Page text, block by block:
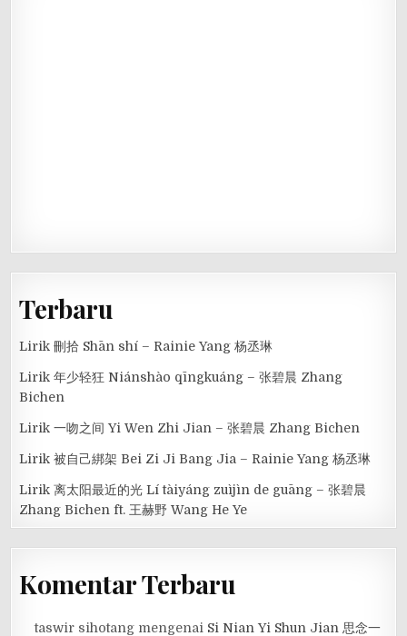
Terbaru
Lirik 刪拾 Shān shí – Rainie Yang 杨丞琳
Lirik 年少轻狂 Niánshào qīngkuáng – 张碧晨 Zhang
Bichen
Lirik 一吻之间 Yi Wen Zhi Jian – 张碧晨 Zhang Bichen
Lirik 被自己綁架 Bei Zi Ji Bang Jia – Rainie Yang 杨丞琳
Lirik 离太阳最近的光 Lí tàiyáng zuìjìn de guāng – 张碧晨
Zhang Bichen ft. 王赫野 Wang He Ye
Komentar Terbaru
taswir sihotang mengenai Si Nian Yi Shun Jian 思念一